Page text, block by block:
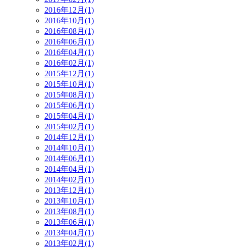
2016年12月(1)
2016年10月(1)
2016年08月(1)
2016年06月(1)
2016年04月(1)
2016年02月(1)
2015年12月(1)
2015年10月(1)
2015年08月(1)
2015年06月(1)
2015年04月(1)
2015年02月(1)
2014年12月(1)
2014年10月(1)
2014年06月(1)
2014年04月(1)
2014年02月(1)
2013年12月(1)
2013年10月(1)
2013年08月(1)
2013年06月(1)
2013年04月(1)
2013年02月(1)